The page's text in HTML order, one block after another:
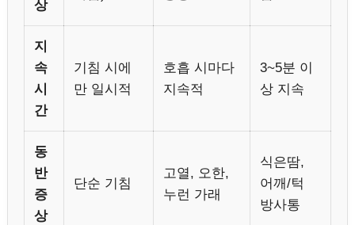
상
지
속
시
간
기침 시에
만 일시적
호흡 시마다
지속적
3~5분 이
상 지속
동
반
증
상
단순 기침
고열, 오한,
누런 가래
식은땀,
어깨/턱
방사통